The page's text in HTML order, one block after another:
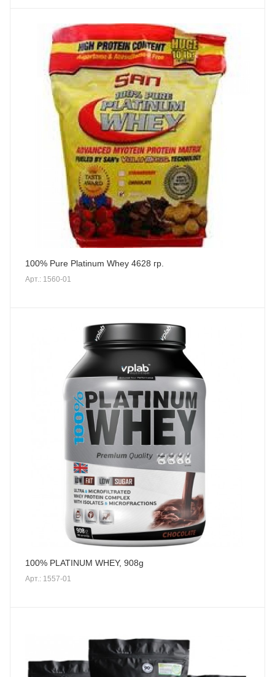
100% Pure Platinum Whey 4628 гр.
Арт.: 1560-01
100% PLATINUM WHEY, 908g
Арт.: 1557-01